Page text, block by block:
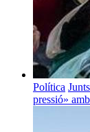
Política
pressió»